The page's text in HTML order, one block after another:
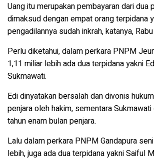
Uang itu merupakan pembayaran dari dua
dimaksud dengan empat orang terpidana
pengadilannya sudah inkrah, katanya,
Perlu diketahui, dalam perkara PNPM
1,11 miliar lebih ada dua terpidana yakni
Sukmawati.
Edi dinyatakan bersalah dan divonis
penjara oleh hakim, sementara
tahun enam bulan penjara.
Lalu dalam perkara PNPM Gandapura
lebih, juga ada dua terpidana yakni Saiful